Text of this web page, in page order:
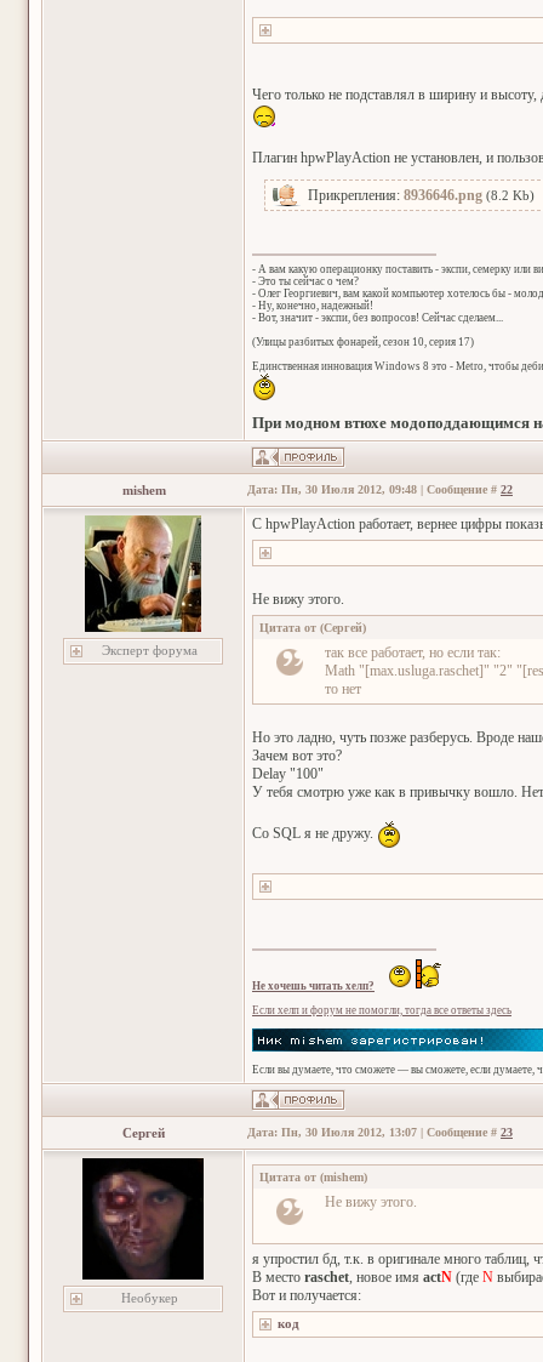
Чего только не подставлял в ширину и высоту,
Плагин hpwPlayAction не установлен, и
Прикрепления: 8936646.png (8.2 Kb)
- А вам какую операционку поставить - экспи, семерку или
- Это ты сейчас о чем?
- Олег Георгиевич, вам какой компьютер хотелось бы -
- Ну, конечно, надежный!
- Вот, значит - экспи, без вопросов! Сейчас сделаем...
(Улицы разбитых фонарей, сезон 10, серия 17)
Единственная инновация Windows 8 это - Metro, чтобы
При модном втюхе модоподдающимся
mishem Дата: Пн, 30 Июля 2012, 09:48 | Сообщение # 22
Эксперт форума
С hpwPlayAction работает, вернее цифры
Не вижу этого.
Цитата от (Сергей)
так все работает, но если так:
Math "[max.usluga.raschet]" "2"
то нет
Но это ладно, чуть позже разберусь. Вроде
Зачем вот это?
Delay "100"
У тебя смотрю уже как в привычку вошло. Нет
Со SQL я не дружу.
Не хочешь читать хелп?
Если хелп и форум не помогли, тогда все ответы здесь
Если вы думаете, что сможете — вы сможете, если думаете,
Сергей Дата: Пн, 30 Июля 2012, 13:07 | Сообщение # 23
Необукер
Цитата от (mishem)
Не вижу этого.
я упростил бд, т.к. в оригинале много таблиц,
В место raschet, новое имя actN (где N
Вот и получается: